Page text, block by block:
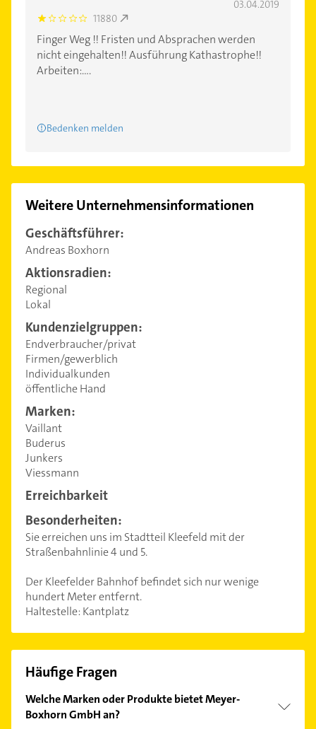
03.04.2019
1.0 11880
Finger Weg !! Fristen und Absprachen werden
nicht eingehalten!! Ausführung Kathastrophe!!
Arbeiten:....
Bedenken melden
Weitere Unternehmensinformationen
Geschäftsführer:
Andreas Boxhorn
Aktionsradien:
Regional
Lokal
Kundenzielgruppen:
Endverbraucher/privat
Firmen/gewerblich
Individualkunden
öffentliche Hand
Marken:
Vaillant
Buderus
Junkers
Viessmann
Erreichbarkeit
Besonderheiten:
Sie erreichen uns im Stadtteil Kleefeld mit der
Straßenbahnlinie 4 und 5.
Der Kleefelder Bahnhof befindet sich nur wenige
hundert Meter entfernt.
Haltestelle: Kantplatz
Häufige Fragen
Welche Marken oder Produkte bietet Meyer-
Boxhorn GmbH an?